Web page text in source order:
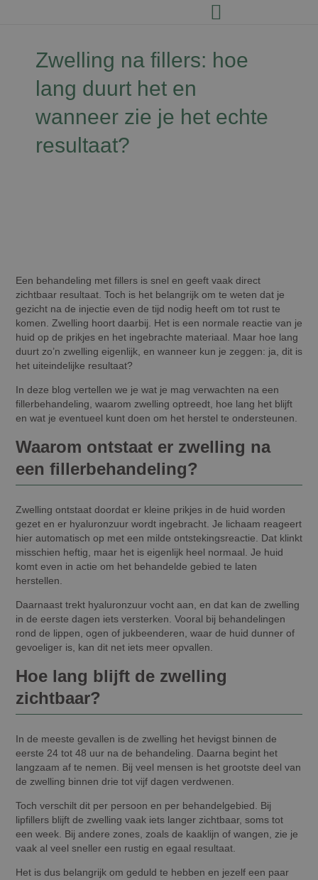
Zwelling na fillers: hoe
lang duurt het en
wanneer zie je het echte
resultaat?
Een behandeling met fillers is snel en geeft vaak direct
zichtbaar resultaat. Toch is het belangrijk om te weten dat je
gezicht na de injectie even de tijd nodig heeft om tot rust te
komen. Zwelling hoort daarbij. Het is een normale reactie van je
huid op de prikjes en het ingebrachte materiaal. Maar hoe lang
duurt zo’n zwelling eigenlijk, en wanneer kun je zeggen: ja, dit is
het uiteindelijke resultaat?
In deze blog vertellen we je wat je mag verwachten na een
fillerbehandeling, waarom zwelling optreedt, hoe lang het blijft
en wat je eventueel kunt doen om het herstel te ondersteunen.
Waarom ontstaat er zwelling na
een fillerbehandeling?
Zwelling ontstaat doordat er kleine prikjes in de huid worden
gezet en er hyaluronzuur wordt ingebracht. Je lichaam reageert
hier automatisch op met een milde ontstekingsreactie. Dat klinkt
misschien heftig, maar het is eigenlijk heel normaal. Je huid
komt even in actie om het behandelde gebied te laten
herstellen.
Daarnaast trekt hyaluronzuur vocht aan, en dat kan de zwelling
in de eerste dagen iets versterken. Vooral bij behandelingen
rond de lippen, ogen of jukbeenderen, waar de huid dunner of
gevoeliger is, kan dit net iets meer opvallen.
Hoe lang blijft de zwelling
zichtbaar?
In de meeste gevallen is de zwelling het hevigst binnen de
eerste 24 tot 48 uur na de behandeling. Daarna begint het
langzaam af te nemen. Bij veel mensen is het grootste deel van
de zwelling binnen drie tot vijf dagen verdwenen.
Toch verschilt dit per persoon en per behandelgebied. Bij
lipfillers blijft de zwelling vaak iets langer zichtbaar, soms tot
een week. Bij andere zones, zoals de kaaklijn of wangen, zie je
vaak al veel sneller een rustig en egaal resultaat.
Het is dus belangrijk om geduld te hebben en jezelf een paar